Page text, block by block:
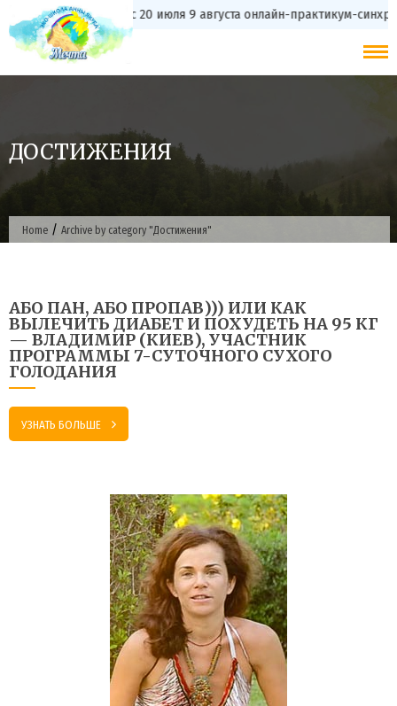
to
content
с 20 июля 9 августа онлайн-практикум-
ДОСТИЖЕНИЯ
Home / Archive by category "Достижения"
АБО ПАН, АБО ПРОПАВ))) ИЛИ КАК
ВЫЛЕЧИТЬ ДИАБЕТ И ПОХУДЕТЬ НА 95 КГ
— ВЛАДИМИР (КИЕВ), УЧАСТНИК
ПРОГРАММЫ 7-СУТОЧНОГО СУХОГО
ГОЛОДАНИЯ
УЗНАТЬ БОЛЬШЕ